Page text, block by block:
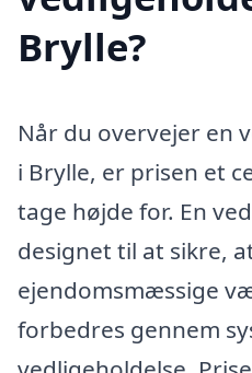
Brylle?
Når du overvejer en
i Brylle, er prisen et
tage højde for. En
designet til at sikre,
ejendomsmæssige
forbedres gennem